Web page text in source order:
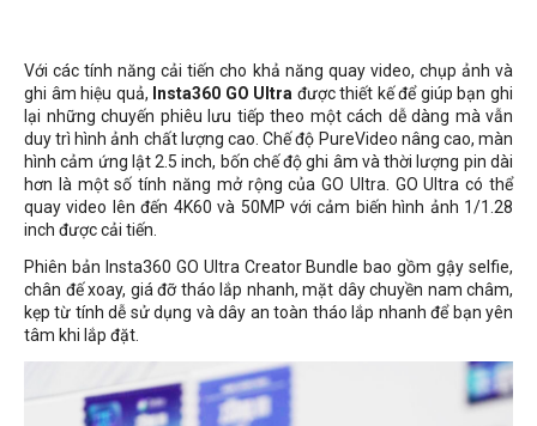
Với các tính năng cải tiến cho khả năng quay video, chụp ảnh và
ghi âm hiệu quả, Insta360 GO Ultra được thiết kế để giúp bạn ghi
lại những chuyến phiêu lưu tiếp theo một cách dễ dàng mà vẫn
duy trì hình ảnh chất lượng cao. Chế độ PureVideo nâng cao, màn
hình cảm ứng lật 2.5 inch, bốn chế độ ghi âm và thời lượng pin dài
hơn là một số tính năng mở rộng của GO Ultra. GO Ultra có thể
quay video lên đến 4K60 và 50MP với cảm biến hình ảnh 1/1.28
inch được cải tiến.
Phiên bản Insta360 GO Ultra Creator Bundle bao gồm gậy selfie,
chân đế xoay, giá đỡ tháo lắp nhanh, mặt dây chuyền nam châm,
kẹp từ tính dễ sử dụng và dây an toàn tháo lắp nhanh để bạn yên
tâm khi lắp đặt.